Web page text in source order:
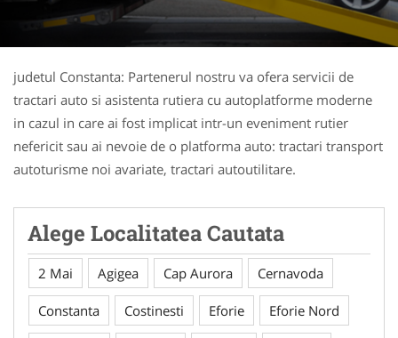
judetul Constanta: Partenerul nostru va ofera servicii de
tractari auto si asistenta rutiera cu autoplatforme moderne
in cazul in care ai fost implicat intr-un eveniment rutier
nefericit sau ai nevoie de o platforma auto: tractari transport
autoturisme noi avariate, tractari autoutilitare.
Alege Localitatea Cautata
2 Mai Agigea Cap Aurora Cernavoda
Constanta Costinesti Eforie Eforie Nord